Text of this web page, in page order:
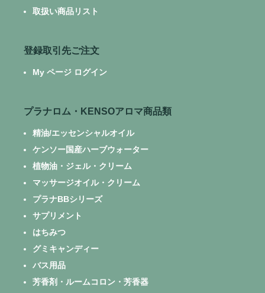
取扱い商品リスト
登録取引先ご注文
My ページ ログイン
プラナロム・KENSOアロマ商品類
精油/エッセンシャルオイル
ケンソー国産ハーブウォーター
植物油・ジェル・クリーム
マッサージオイル・クリーム
プラナBBシリーズ
サプリメント
はちみつ
グミキャンディー
バス用品
芳香剤・ルームコロン・芳香器